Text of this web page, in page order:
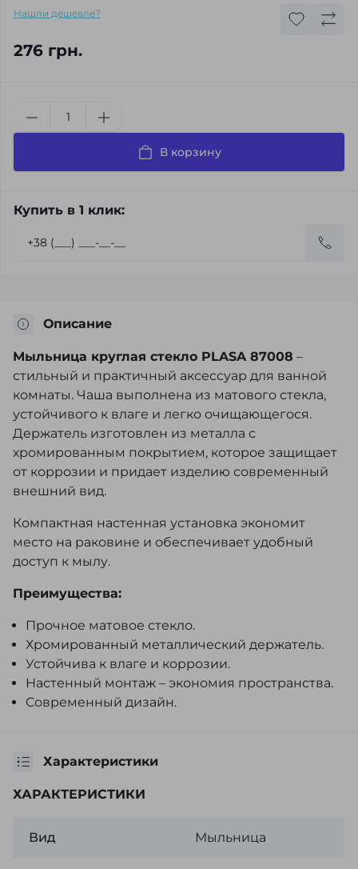
Нашли дешевле?
276 грн.
В корзину
Купить в 1 клик:
Описание
Мыльница круглая стекло PLASA 87008 –
стильный и практичный аксессуар для ванной
комнаты. Чаша выполнена из матового стекла,
устойчивого к влаге и легко очищающегося.
Держатель изготовлен из металла с
хромированным покрытием, которое защищает
от коррозии и придает изделию современный
внешний вид.
Компактная настенная установка экономит
место на раковине и обеспечивает удобный
доступ к мылу.
Преимущества:
Прочное матовое стекло.
Хромированный металлический держатель.
Устойчива к влаге и коррозии.
Настенный монтаж – экономия пространства.
Современный дизайн.
Характеристики
ХАРАКТЕРИСТИКИ
Вид Мыльница